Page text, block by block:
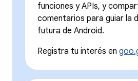
funciones y APIs, y
comentarios para guiar la
futura de Android.
Registra tu interés en